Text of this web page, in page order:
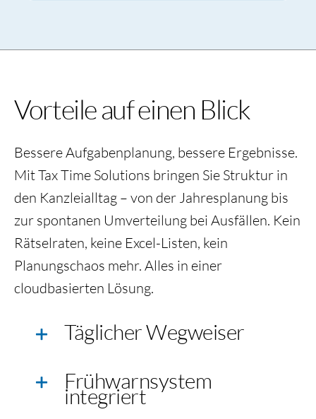
Vorteile auf einen Blick
Bessere Aufgabenplanung, bessere Ergebnisse.
Mit Tax Time Solutions bringen Sie Struktur in
den Kanzleialltag – von der Jahresplanung bis
zur spontanen Umverteilung bei Ausfällen. Kein
Rätselraten, keine Excel-Listen, kein
Planungschaos mehr. Alles in einer
cloudbasierten Lösung.
Täglicher Wegweiser
Frühwarnsystem
integriert